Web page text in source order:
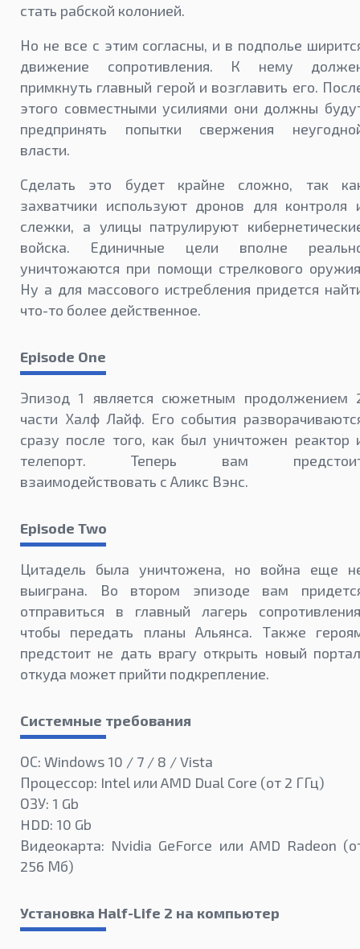
стать рабской колонией.
Но не все с этим согласны, и в подполье
движение сопротивления. К нему
примкнуть главный герой и возглавить его.
этого совместными усилиями они должны
предпринять попытки свержения
власти.
Сделать это будет крайне сложно, так
захватчики используют дронов для контроля
слежки, а улицы патрулируют
войска. Единичные цели вполне
уничтожаются при помощи стрелкового
Ну а для массового истребления придется
что-то более действенное.
Episode One
Эпизод 1 является сюжетным продолжением
части Халф Лайф. Его события
сразу после того, как был уничтожен реактор
телепорт. Теперь вам
взаимодействовать с Аликс Вэнс.
Episode Two
Цитадель была уничтожена, но война еще
выиграна. Во втором эпизоде вам
отправиться в главный лагерь
чтобы передать планы Альянса. Также
предстоит не дать врагу открыть новый
откуда может прийти подкрепление.
Системные требования
ОС: Windows 10 / 7 / 8 / Vista
Процессор: Intel или AMD Dual Core (от 2 ГГц)
ОЗУ: 1 Gb
HDD: 10 Gb
Видеокарта: Nvidia GeForce или AMD Radeon
256 Мб)
Установка Half-Life 2 на компьютер